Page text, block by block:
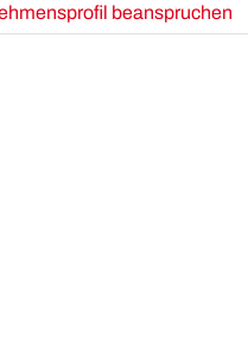
beanspruchen